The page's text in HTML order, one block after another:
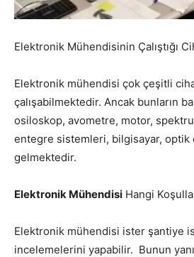
Elektronik Mühendisinin Çalıştığı
Elektronik mühendisi çok çeşitli
çalışabilmektedir. Ancak bunların
osiloskop, avometre, motor,
entegre sistemleri, bilgisayar, optik
gelmektedir.
Elektronik Mühendisi Hangi
Elektronik mühendisi ister şantiye
incelemelerini yapabilir. Bunun